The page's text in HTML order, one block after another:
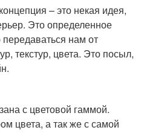
– это некая идея,
Это определенное
нам от
текстур, цвета. Это посыл,
с цветовой гаммой.
цвета, а так же с самой